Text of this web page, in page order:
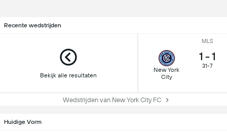
Recente wedstrijden
Bekijk alle resultaten
MLS
New York
City
1 - 1
31-7
Wedstrijden van New York City FC
Huidige Vorm